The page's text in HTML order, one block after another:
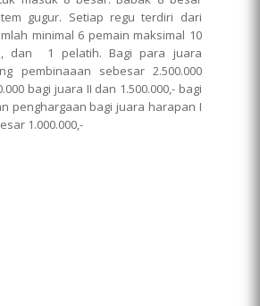
gugur. Setiap regu terdiri dari
minimal 6 pemain maksimal 10
dan 1 pelatih. Bagi para juara
pembinaaan sebesar 2.500.000
bagi juara II dan 1.500.000,- bagi
penghargaan bagi juara harapan I
1.000.000,-